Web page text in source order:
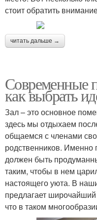
стоит обратить
читать дальше →
Современные
как выбрать
Зал – это основное
здесь мы отдыхаем
общаемся с членами
родственников. Именно
должен быть
таким, чтобы в нем
настоящего уюта. В
предлагает
что в таком